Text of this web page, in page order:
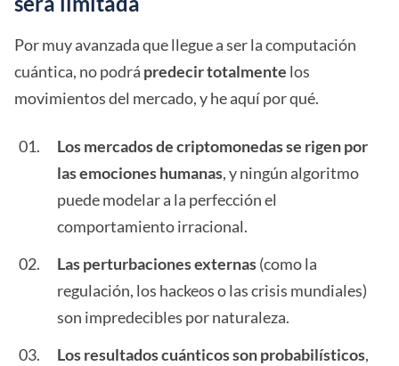
Por muy avanzada que llegue a ser la computación
cuántica, no podrá predecir totalmente los
movimientos del mercado, y he aquí por qué.
Los mercados de criptomonedas se rigen por
las emociones humanas, y ningún algoritmo
puede modelar a la perfección el
comportamiento irracional.
Las perturbaciones externas(como la
regulación, los hackeos o las crisis mundiales)
son impredecibles por naturaleza.
Los resultados cuánticos son probabilísticos,